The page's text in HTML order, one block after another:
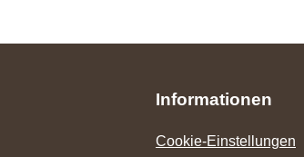
Informationen
Cookie-Einstellungen